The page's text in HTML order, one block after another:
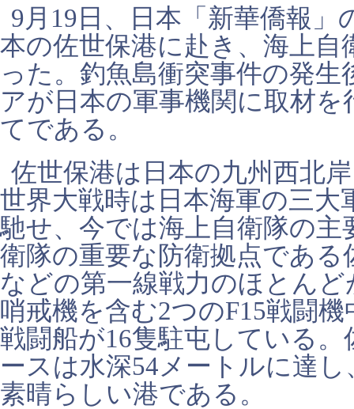
9月19日、日本「新華僑報」
本の佐世保港に赴き、海上
った。釣魚島衝突事件の発
アが日本の軍事機関に取材
てである。
佐世保港は日本の九州西北
世界大戦時は日本海軍の三
馳せ、今では海上自衛隊の
衛隊の重要な防衛拠点であ
などの第一線戦力のほとん
哨戒機を含む2つのF15戦闘
戦闘船が16隻駐屯している
ースは水深54メートルに達
素晴らしい港である。